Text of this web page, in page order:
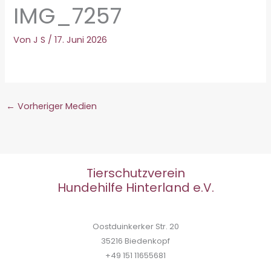
IMG_7257
VonJ S /17. Juni 2026
← Vorheriger Medien
Tierschutzverein
Hundehilfe Hinterland e.V.
Oostduinkerker Str. 20
35216 Biedenkopf
+49 151 11655681